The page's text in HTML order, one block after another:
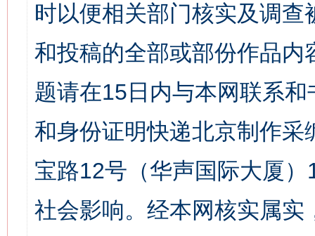
时以便相关部门核实及调
和投稿的全部或部份作品
题请在15日内与本网联系
和身份证明快递北京制作
宝路12号（华声国际大厦
社会影响。经本网核实属